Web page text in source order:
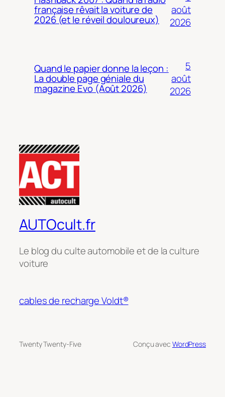
française rêvait la voiture de
2026 (et le réveil douloureux)
août
2026
Quand le papier donne la leçon :
La double page géniale du
magazine Evo (Août 2026)
5
août
2026
AUTOcult.fr
Le blog du culte automobile et de la culture
voiture
cables de recharge Voldt®
Twenty Twenty-Five Conçu avec WordPress